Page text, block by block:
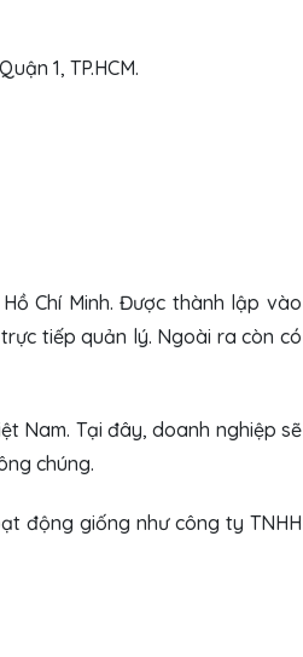
1, TP.HCM.
Chí Minh. Được thành lập vào
tiếp quản lý. Ngoài ra còn có
Nam. Tại đây, doanh nghiệp sẽ
chúng.
động giống như công ty TNHH